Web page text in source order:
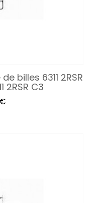
billes 6311 2RSR
2RSR C3